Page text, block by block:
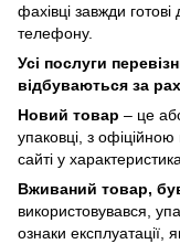
фахівці завжди
телефону.
Усі послуги
відбуваються за
Новий товар – це
упаковці, з офіційною
сайті у
Вживаний товар,
використовувався,
ознаки експлуатації,